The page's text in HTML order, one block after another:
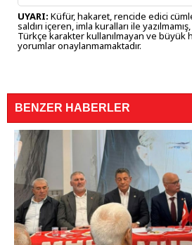
UYARI: Küfür, hakaret, rencide edici
saldırı içeren, imla kuralları ile yazılmamış,
Türkçe karakter kullanılmayan ve büyük
yorumlar onaylanmamaktadır.
BENZER HABERLER